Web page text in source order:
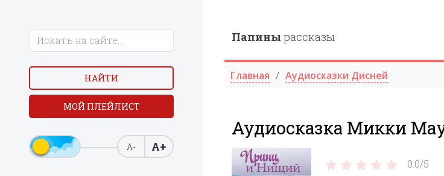
НАЙТИ
МОЙ ПЛЕЙЛИСТ
А- А+
Папины рассказы
Главная Аудиосказки Дисней
Аудиосказка Микки
0.0/5